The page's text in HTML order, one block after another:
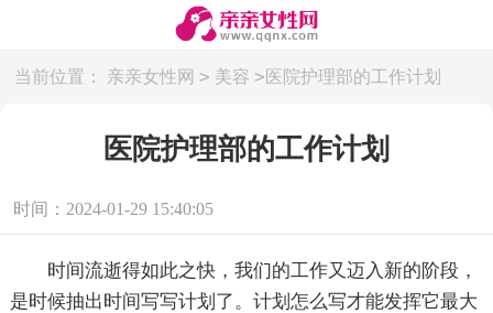
当前位置： 亲亲女性网 > 美容 > 医院护理部的工作计划
医院护理部的工作计划
时间：2024-01-29 15:40:05
时间流逝得如此之快，我们的工作又迈入新的阶段，
是时候抽出时间写写计划了。计划怎么写才能发挥它最大